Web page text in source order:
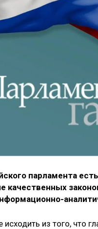
парламента
качественных
исходить из того, что